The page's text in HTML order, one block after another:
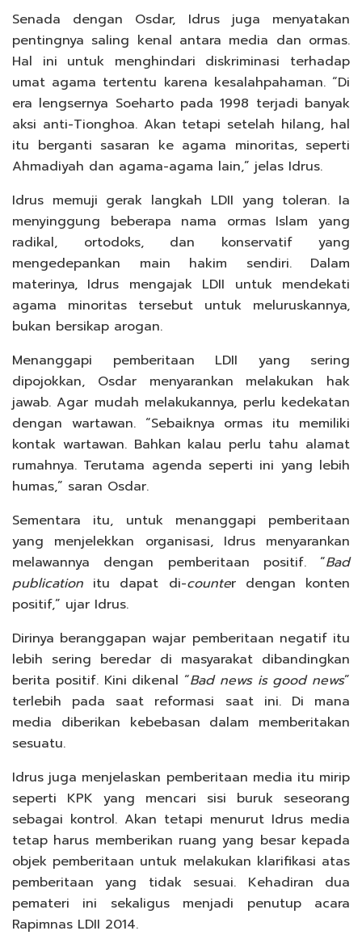
Senada dengan Osdar, Idrus juga menyatakan
pentingnya saling kenal antara media dan ormas.
Hal ini untuk menghindari diskriminasi terhadap
umat agama tertentu karena kesalahpahaman. “Di
era lengsernya Soeharto pada 1998 terjadi banyak
aksi anti-Tionghoa. Akan tetapi setelah hilang, hal
itu berganti sasaran ke agama minoritas, seperti
Ahmadiyah dan agama-agama lain,” jelas Idrus.
Idrus memuji gerak langkah LDII yang toleran. Ia
menyinggung beberapa nama ormas Islam yang
radikal, ortodoks, dan konservatif yang
mengedepankan main hakim sendiri. Dalam
materinya, Idrus mengajak LDII untuk mendekati
agama minoritas tersebut untuk meluruskannya,
bukan bersikap arogan.
Menanggapi pemberitaan LDII yang sering
dipojokkan, Osdar menyarankan melakukan hak
jawab. Agar mudah melakukannya, perlu kedekatan
dengan wartawan. “Sebaiknya ormas itu memiliki
kontak wartawan. Bahkan kalau perlu tahu alamat
rumahnya. Terutama agenda seperti ini yang lebih
humas,” saran Osdar.
Sementara itu, untuk menanggapi pemberitaan
yang menjelekkan organisasi, Idrus menyarankan
melawannya dengan pemberitaan positif. “Bad
publication itu dapat di-counter dengan konten
positif,” ujar Idrus.
Dirinya beranggapan wajar pemberitaan negatif itu
lebih sering beredar di masyarakat dibandingkan
berita positif. Kini dikenal “Bad news is good news”
terlebih pada saat reformasi saat ini. Di mana
media diberikan kebebasan dalam memberitakan
sesuatu.
Idrus juga menjelaskan pemberitaan media itu mirip
seperti KPK yang mencari sisi buruk seseorang
sebagai kontrol. Akan tetapi menurut Idrus media
tetap harus memberikan ruang yang besar kepada
objek pemberitaan untuk melakukan klarifikasi atas
pemberitaan yang tidak sesuai. Kehadiran dua
pemateri ini sekaligus menjadi penutup acara
Rapimnas LDII 2014.